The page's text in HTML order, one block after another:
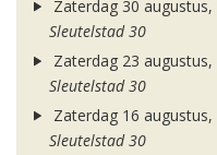
Zaterdag 30 augustus,
Sleutelstad 30
Zaterdag 23 augustus,
Sleutelstad 30
Zaterdag 16 augustus,
Sleutelstad 30